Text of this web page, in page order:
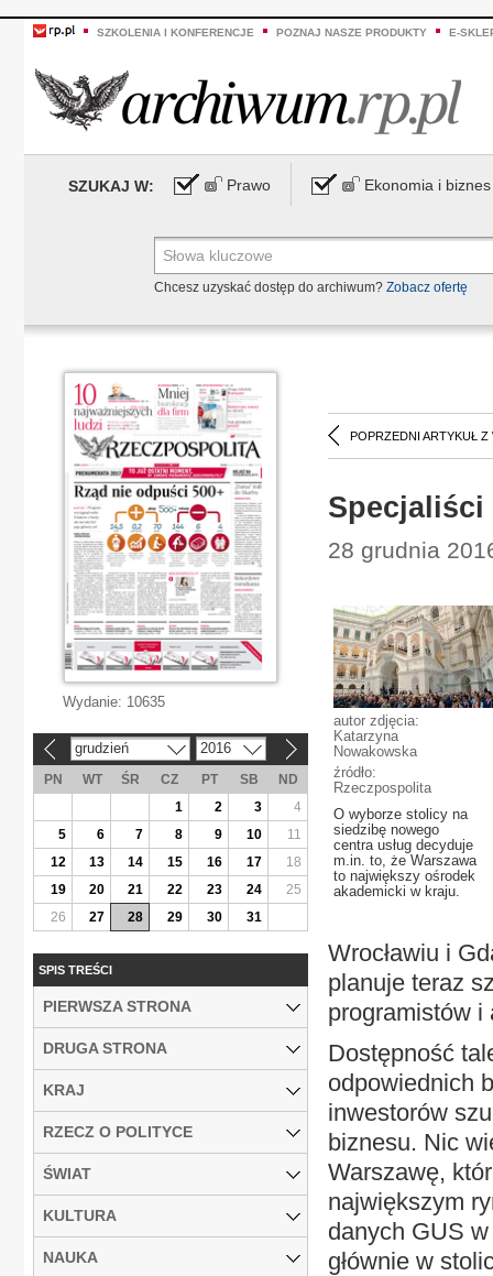
SZKOLENIA I KONFERENCJE POZNAJ NASZE PRODUKTY E-
SZUKAJ W: Prawo Ekonomia i biznes
Chcesz uzyskać dostęp do archiwum? Zobacz ofertę
POPRZEDNI ARTYKUŁ Z
28 grudnia
autor zdjęcia:
Katarzyna
Nowakowska
źródło:
Rzeczpospolita
O wyborze stolicy na
siedzibę nowego
centra usług decyduje
m.in. to, że Warszawa
to największy ośrodek
akademicki w kraju.
Wrocławiu i
planuje teraz
programistów i
Dostępność
odpowiednich
inwestorów
biznesu. Nic
Warszawę,
największym
danych GUS
głównie w
Wydanie: 10635
grudzień 2016
PN WT ŚR CZ PT SB
ND
1
2 3
4
5
6 7 8 9 10
11
12
13 14 15 16 17
18
19
20 21 22 23 24
25
26
27 28 29 30 31
SPIS TREŚCI
PIERWSZA STRONA
DRUGA STRONA
KRAJ
RZECZ O POLITYCE
ŚWIAT
KULTURA
NAUKA